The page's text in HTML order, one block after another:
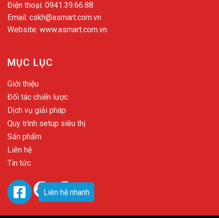
Điện thoại: 0941.39.66.88
Email: cskh@asmart.com.vn
Website: www.asmart.com.vn
MỤC LỤC
Giới thiệu
Đối tác chiến lược
Dịch vụ giải pháp
Quy trình setup siêu thị
Sản phẩm
Liên hệ
Tin tức
Liên hệ nhanh